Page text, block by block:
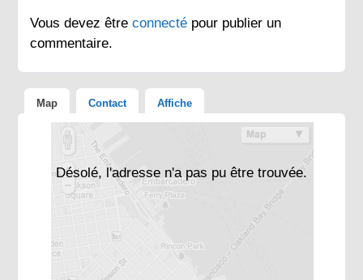
Vous devez êtreconnecté pour publier un
commentaire.
Map Contact Affiche
Désolé, l'adresse n'a pas pu être trouvée.